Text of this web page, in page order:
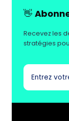
👋
Recevez les
stratégies